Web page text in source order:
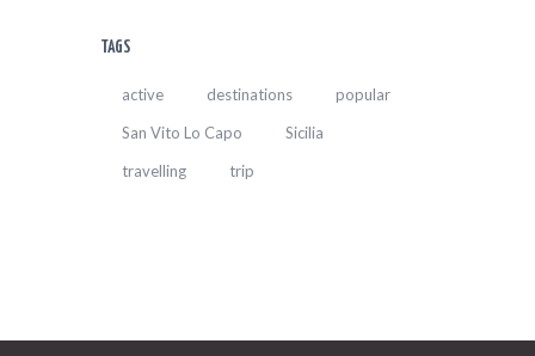
TAGS
active destinations
popular
San Vito Lo Capo
Sicilia
travelling
trip